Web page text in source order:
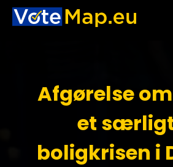
Afgørelse
et
boligkrisen i